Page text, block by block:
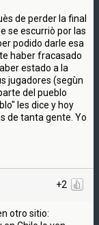
de perder la final
se escurriò por las
podido darle esa
haber fracasado
estado a la
jugadores (segùn
del pueblo
les dice y hoy
de tanta gente. Yo
+2
otro sitio: